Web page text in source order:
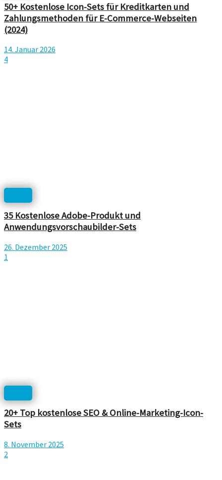
50+ Kostenlose Icon-Sets für Kreditkarten und
Zahlungsmethoden für E-Commerce-Webseiten
(2024)
14. Januar 2026
4
35 Kostenlose Adobe-Produkt und
Anwendungsvorschaubilder-Sets
26. Dezember 2025
1
20+ Top kostenlose SEO & Online-Marketing-Icon-
Sets
8. November 2025
2